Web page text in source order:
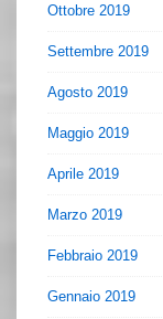
Ottobre 2019
Settembre 2019
Agosto 2019
Maggio 2019
Aprile 2019
Marzo 2019
Febbraio 2019
Gennaio 2019